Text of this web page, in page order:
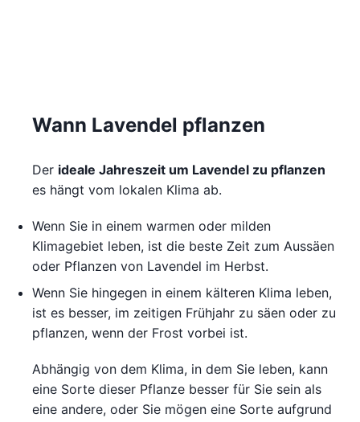
Wann Lavendel pflanzen
Der ideale Jahreszeit um Lavendel zu pflanzen
es hängt vom lokalen Klima ab.
Wenn Sie in einem warmen oder milden
Klimagebiet leben, ist die beste Zeit zum Aussäen
oder Pflanzen von Lavendel im Herbst.
Wenn Sie hingegen in einem kälteren Klima leben,
ist es besser, im zeitigen Frühjahr zu säen oder zu
pflanzen, wenn der Frost vorbei ist.
Abhängig von dem Klima, in dem Sie leben, kann
eine Sorte dieser Pflanze besser für Sie sein als
eine andere, oder Sie mögen eine Sorte aufgrund